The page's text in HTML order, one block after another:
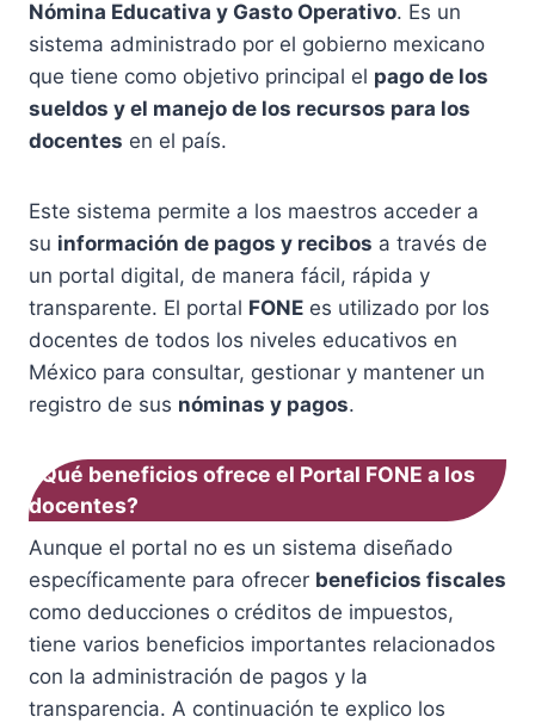
Nómina Educativa y Gasto Operativo. Es un
sistema administrado por el gobierno mexicano
que tiene como objetivo principal el pago de los
sueldos y el manejo de los recursos para los
docentes en el país.
Este sistema permite a los maestros acceder a
su información de pagos y recibos a través de
un portal digital, de manera fácil, rápida y
transparente. El portal FONE es utilizado por los
docentes de todos los niveles educativos en
México para consultar, gestionar y mantener un
registro de sus nóminas y pagos.
¿Qué beneficios ofrece el Portal FONE a los
docentes?
Aunque el portal no es un sistema diseñado
específicamente para ofrecer beneficios fiscales
como deducciones o créditos de impuestos,
tiene varios beneficios importantes relacionados
con la administración de pagos y la
transparencia. A continuación te explico los